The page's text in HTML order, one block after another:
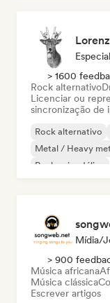
> 1600
Rock alternativo
Licenciar ou
sincronização de
Rock alternativo
Metal / Heavy
Rock psicodélico
Mídia/
> 900
Música africana
Música clássica
Escrever artigos